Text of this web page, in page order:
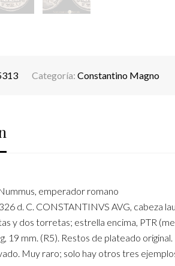
Categoría: Constantino Magno
emperador romano
d. C. CONSTANTINVS AVG, cabeza
y dos torretas; estrella encima, PTR
19 mm. (R5). Restos de plateado original.
Muy raro; solo hay otros tres